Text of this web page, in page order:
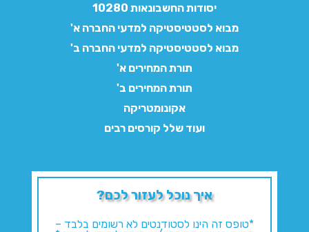
יסודות החשבונאות 10280
מבוא לסטטיסטיקה למדעי החברה א'
מבוא לסטטיסטיקה למדעי החברה ב'
תורת המחירים א'
תורת המחירים ב'
אקונומטריקה
ועוד שלל קורסים רבים
איך נוכל לעזור לכם?
*טופס זה הינו לסטודנטים לא רשומים בלבד –